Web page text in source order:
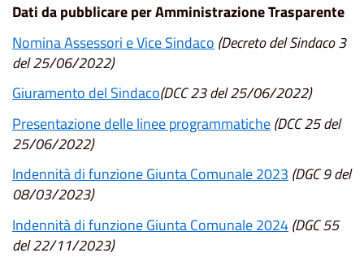
Dati da pubblicare per Amministrazione Trasparente
Nomina Assessori e Vice Sindaco (Decreto del Sindaco 3
del 25/06/2022)
Giuramento del Sindaco(DCC 23 del 25/06/2022)
Presentazione delle linee programmatiche(DCC 25 del
25/06/2022)
Indennità di funzione Giunta Comunale 2023 (DGC 9 del
08/03/2023)
Indennità di funzione Giunta Comunale 2024(DGC 55
del 22/11/2023)